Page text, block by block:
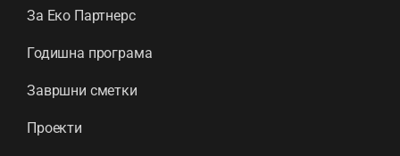
За Еко Партнерс
Годишна програма
Завршни сметки
Проекти